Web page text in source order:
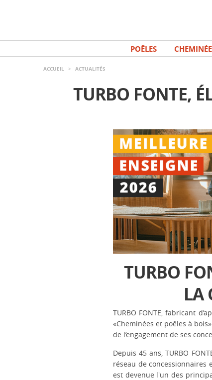
principal
POÊLES
ACCUEIL > ACTUALITÉS
TURBO FONTE,
TURBO
LA
TURBO FONTE, fabricant
«Cheminées et poêles à
de l’engagement de ses
Depuis 45 ans, TURBO
réseau de concessionnaires
est devenue l'un des